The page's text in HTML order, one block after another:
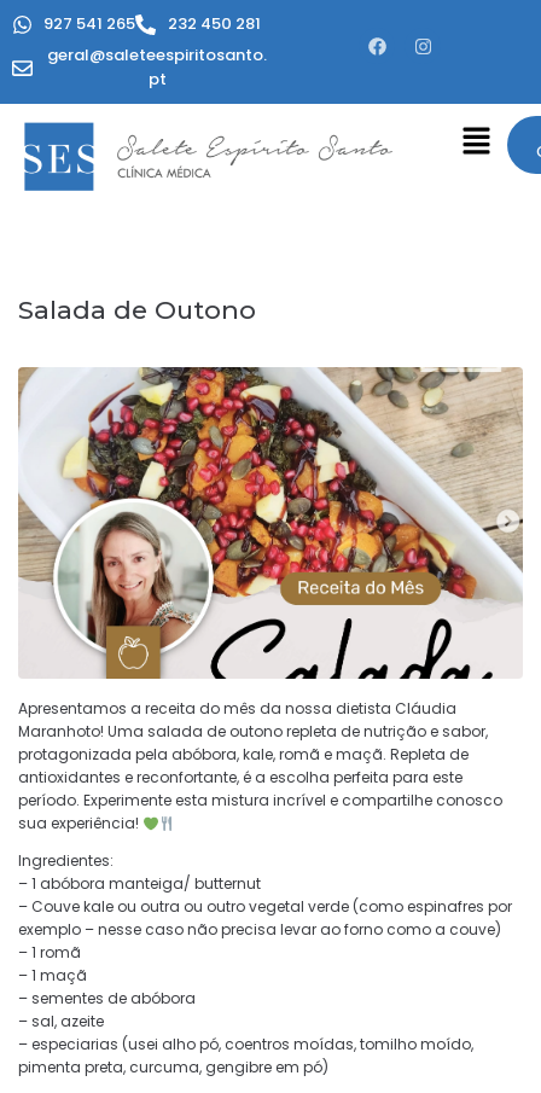
927 541 265
232 450 281
geral@saleteespiritosanto.
pt
Salada de Outono
Apresentamos a receita do mês da nossa dietista Cláudia
Maranhoto! Uma salada de outono repleta de nutrição e sabor,
protagonizada pela abóbora, kale, romã e maçã. Repleta de
antioxidantes e reconfortante, é a escolha perfeita para este
período. Experimente esta mistura incrível e compartilhe conosco
sua experiência!
Ingredientes:
– 1 abóbora manteiga/ butternut
– Couve kale ou outra ou outro vegetal verde (como espinafres por
exemplo – nesse caso não precisa levar ao forno como a couve)
– 1 romã
– 1 maçã
– sementes de abóbora
– sal, azeite
– especiarias (usei alho pó, coentros moídas, tomilho moído,
pimenta preta, curcuma, gengibre em pó)